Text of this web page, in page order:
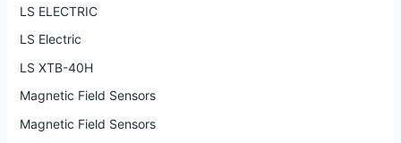
LS ELECTRIC
LS Electric
LS XTB-40H
Magnetic Field Sensors
Magnetic Field Sensors